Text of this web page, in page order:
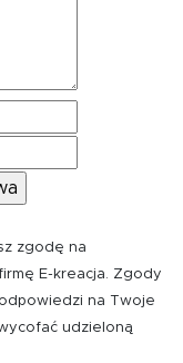
zgodę na
E-kreacja. Zgody
na Twoje
udzieloną